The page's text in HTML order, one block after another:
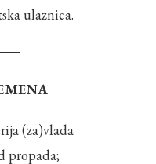
ulaznica.
(za)vlada
propada;